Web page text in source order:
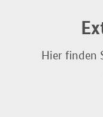
Hier finden